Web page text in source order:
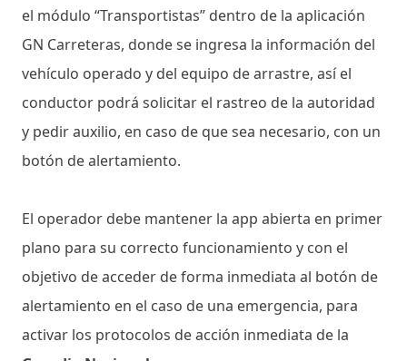
el módulo “Transportistas” dentro de la aplicación
GN Carreteras, donde se ingresa la información del
vehículo operado y del equipo de arrastre, así el
conductor podrá solicitar el rastreo de la autoridad
y pedir auxilio, en caso de que sea necesario, con un
botón de alertamiento.
El operador debe mantener la app abierta en primer
plano para su correcto funcionamiento y con el
objetivo de acceder de forma inmediata al botón de
alertamiento en el caso de una emergencia, para
activar los protocolos de acción inmediata de la